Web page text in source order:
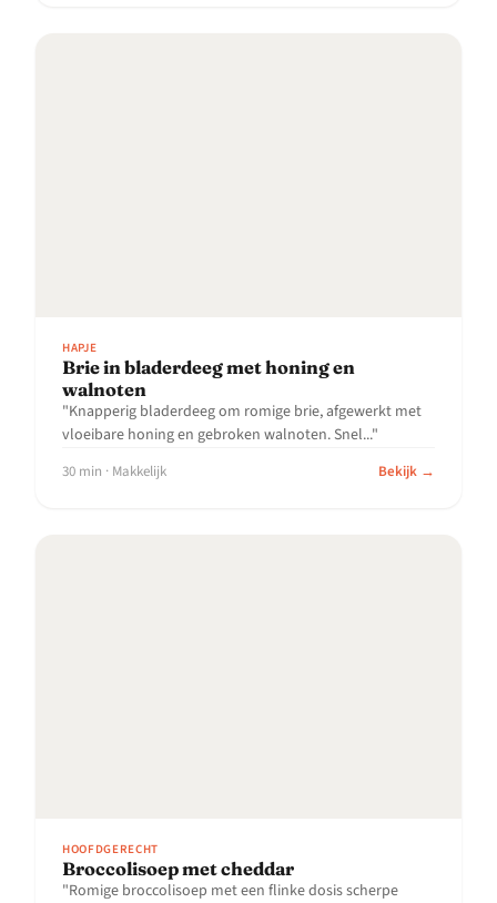
HAPJE
Brie in bladerdeeg met honing en
walnoten
"Knapperig bladerdeeg om romige brie, afgewerkt met
vloeibare honing en gebroken walnoten. Snel..."
30 min · Makkelijk Bekijk →
HOOFDGERECHT
Broccolisoep met cheddar
"Romige broccolisoep met een flinke dosis scherpe